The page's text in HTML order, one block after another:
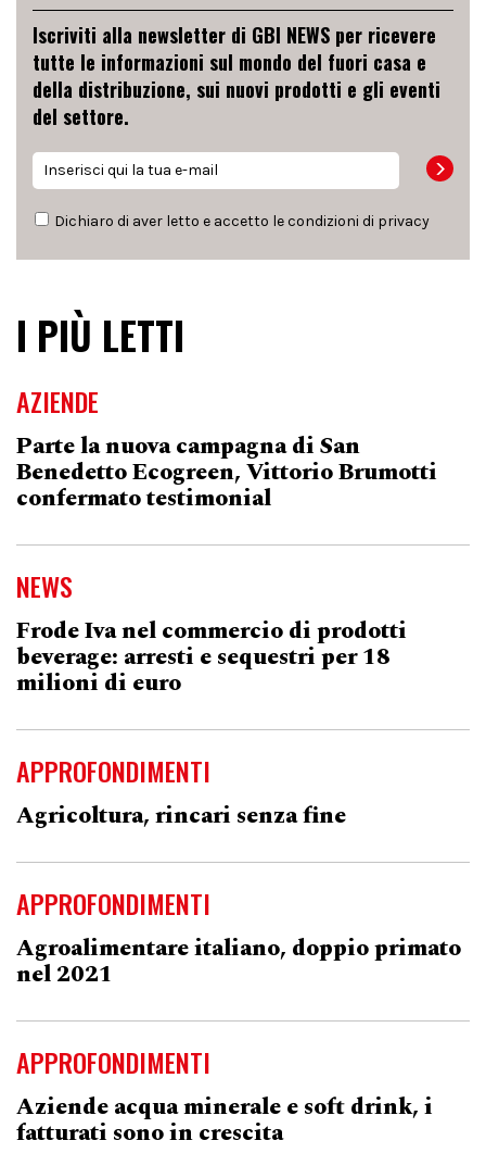
Iscriviti alla newsletter di GBI NEWS per ricevere
tutte le informazioni sul mondo del fuori casa e
della distribuzione, sui nuovi prodotti e gli eventi
del settore.
Dichiaro di aver letto e accetto le condizioni di privacy
I PIÙ LETTI
AZIENDE
Parte la nuova campagna di San
Benedetto Ecogreen, Vittorio Brumotti
confermato testimonial
NEWS
Frode Iva nel commercio di prodotti
beverage: arresti e sequestri per 18
milioni di euro
APPROFONDIMENTI
Agricoltura, rincari senza fine
APPROFONDIMENTI
Agroalimentare italiano, doppio primato
nel 2021
APPROFONDIMENTI
Aziende acqua minerale e soft drink, i
fatturati sono in crescita